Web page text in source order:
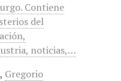
Contiene
del
noticias,…
, Gregorio